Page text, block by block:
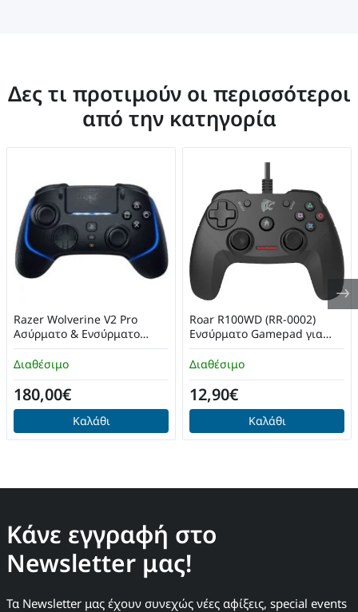
Δες τι προτιμούν οι περισσότεροι
από την κατηγορία
Διαθέσιμο
Razer Wolverine V2 Pro
Ασύρματο & Ενσύρματο
Gamepad Μαύρο
180,00€
Καλάθι
Διαθέσιμο
Roar R100WD (RR-0002)
Ενσύρματο Gamepad για
Android / PC / PS3 Μαύρο
12,90€
Καλάθι
Κάνε εγγραφή στο
Newsletter μας!
Τα Newsletter μας έχουν συνεχώς νέες αφίξεις, special events